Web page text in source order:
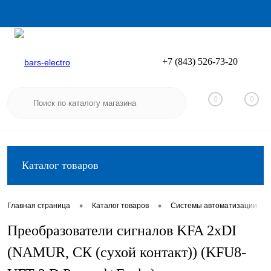
Вход
+7 (843) 526-73-20
0 0
Каталог товаров
Главная страница • Каталог товаров • Системы автоматизации
Преобразователи сигналов KFA 2хDI
(NAMUR, СК (сухой контакт)) (KFU8-